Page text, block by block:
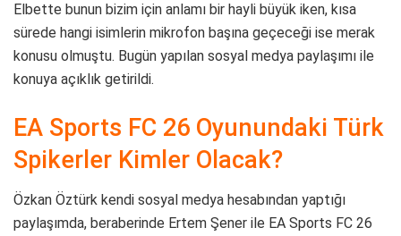
Elbette bunun bizim için anlamı bir hayli büyük iken, kısa
sürede hangi isimlerin mikrofon başına geçeceği ise merak
konusu olmuştu. Bugün yapılan sosyal medya paylaşımı ile
konuya açıklık getirildi.
EA Sports FC 26 Oyunundaki Türk
Spikerler Kimler Olacak?
Özkan Öztürk kendi sosyal medya hesabından yaptığı
paylaşımda, beraberinde Ertem Şener ile EA Sports FC 26